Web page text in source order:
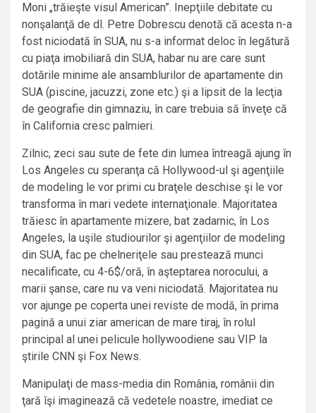
Moni „trăieşte visul American”. Inepţiile debitate cu
nonşalanţă de dl. Petre Dobrescu denotă că acesta n-a
fost niciodată în SUA, nu s-a informat deloc în legătură
cu piaţa imobiliară din SUA, habar nu are care sunt
dotările minime ale ansamblurilor de apartamente din
SUA (piscine, jacuzzi, zone etc.) şi a lipsit de la lecţia
de geografie din gimnaziu, în care trebuia să înveţe că
în California cresc palmieri.
Zilnic, zeci sau sute de fete din lumea întreagă ajung în
Los Angeles cu speranţa că Hollywood-ul şi agenţiile
de modeling le vor primi cu braţele deschise şi le vor
transforma în mari vedete internaţionale. Majoritatea
trăiesc în apartamente mizere, bat zadarnic, în Los
Angeles, la uşile studiourilor şi agenţiilor de modeling
din SUA, fac pe chelneriţele sau prestează munci
necalificate, cu 4-6$/oră, în aşteptarea norocului, a
marii şanse, care nu va veni niciodată. Majoritatea nu
vor ajunge pe coperta unei reviste de modă, în prima
pagină a unui ziar american de mare tiraj, în rolul
principal al unei pelicule hollywoodiene sau VIP la
ştirile CNN şi Fox News.
Manipulaţi de mass-media din România, românii din
ţară îşi imaginează că vedetele noastre, imediat ce